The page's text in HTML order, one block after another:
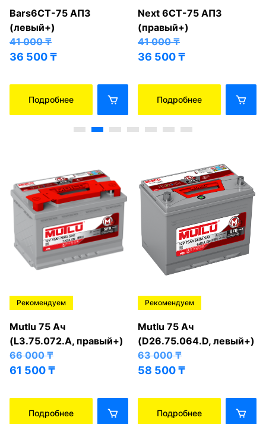
Bars6СТ-75 АПЗ
(левый+)
41 000₸
36 500₸
Подробнее
Next 6СТ-75 АПЗ
(правый+)
41 000₸
36 500₸
Подробнее
Рекомендуем
Mutlu 75 Ач
(L3.75.072.A, правый+)
66 000₸
61 500₸
Подробнее
Рекомендуем
Mutlu 75 Ач
(D26.75.064.D, левый+)
63 000₸
58 500₸
Подробнее